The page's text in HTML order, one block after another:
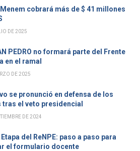
cobrará más de $ 41 millones
DE 2025
PEDRO no formará parte del Frente
en el ramal
DE 2025
se pronunció en defensa de los
tras el veto presidencial
DE 2024
del ReNPE: paso a paso para
el formulario docente